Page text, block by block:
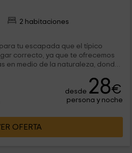
2 habitaciones
tu escapada que el típico
correcto, ya que te ofrecemos
en medio de la naturaleza, donde
desde 28€
persona y noche
OFERTA